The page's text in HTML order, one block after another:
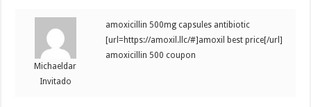
Michaeldar
Invitado
amoxicillin 500mg capsules antibiotic
[url=https://amoxil.llc/#]amoxil best price[/url]
amoxicillin 500 coupon